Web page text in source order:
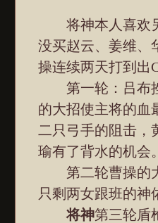
将神本人喜欢另
没买赵云、姜维、
操连续两天打到出
第一轮：吕布挫
的大招使主将的血
二只弓手的阻击，
瑜有了背水的机会
第二轮曹操的大
只剩两女跟班的神
将神第三轮盾